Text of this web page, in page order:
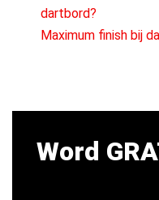
dartbord?
Maximum finish bij
Word